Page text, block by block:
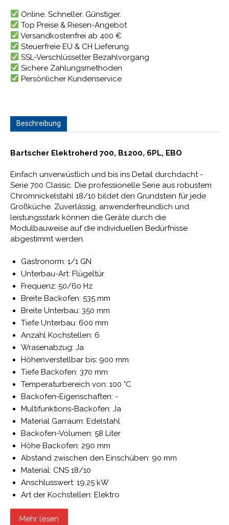
Online. Schneller. Günstiger.
Top Preise & Riesen-Angebot
Versandkostenfrei ab 400 €
Steuerfreie EU & CH Lieferung
SSL-Verschlüsselter Bezahlvorgang
Sichere Zahlungsmethoden
Persönlicher Kundenservice
Beschreibung
Bartscher Elektroherd 700, B1200, 6PL, EBO
Einfach unverwüstlich und bis ins Detail durchdacht -
Serie 700 Classic. Die professionelle Serie aus robustem
Chromnickelstahl 18/10 bildet den Grundstein für jede
Großküche. Zuverlässig, anwenderfreundlich und
leistungsstark können die Geräte durch die
Modulbauweise auf die individuellen Bedürfnisse
abgestimmt werden.
Gastronorm: 1/1 GN
Unterbau-Art: Flügeltür
Frequenz: 50/60 Hz
Breite Backofen: 535 mm
Breite Unterbau: 350 mm
Tiefe Unterbau: 600 mm
Anzahl Kochstellen: 6
Wrasenabzug: Ja
Höhenverstellbar bis: 900 mm
Tiefe Backofen: 370 mm
Temperaturbereich von: 100 °C
Backofen-Eigenschaften: -
Multifunktions-Backofen: Ja
Material Garraum: Edelstahl
Backofen-Volumen: 58 Liter
Höhe Backofen: 290 mm
Abstand zwischen den Einschüben: 90 mm
Material: CNS 18/10
Anschlusswert: 19,25 kW
Art der Kochstellen: Elektro
Füße höhenverstellbar: Ja
Material Kochfläche: Gusseisen
Mehr lesen